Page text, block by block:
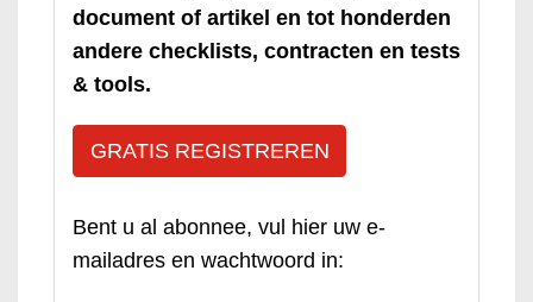
document of artikel en tot honderden
andere checklists, contracten en tests
& tools.
GRATIS REGISTREREN
Bent u al abonnee, vul hier uw e-
mailadres en wachtwoord in: